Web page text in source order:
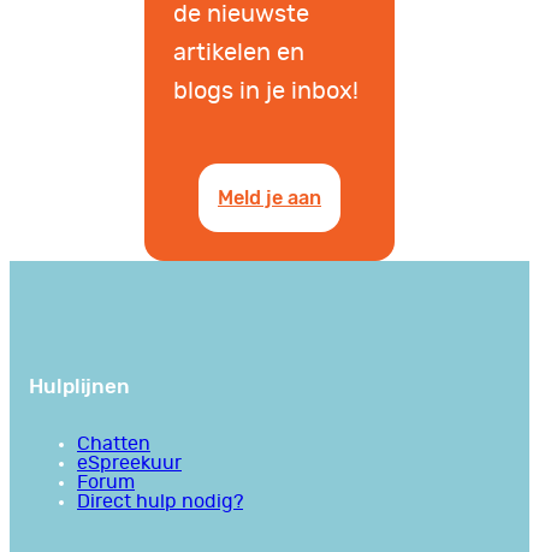
de nieuwste
artikelen en
blogs in je inbox!
Meld je aan
Hulplijnen
Chatten
eSpreekuur
Forum
Direct hulp nodig?